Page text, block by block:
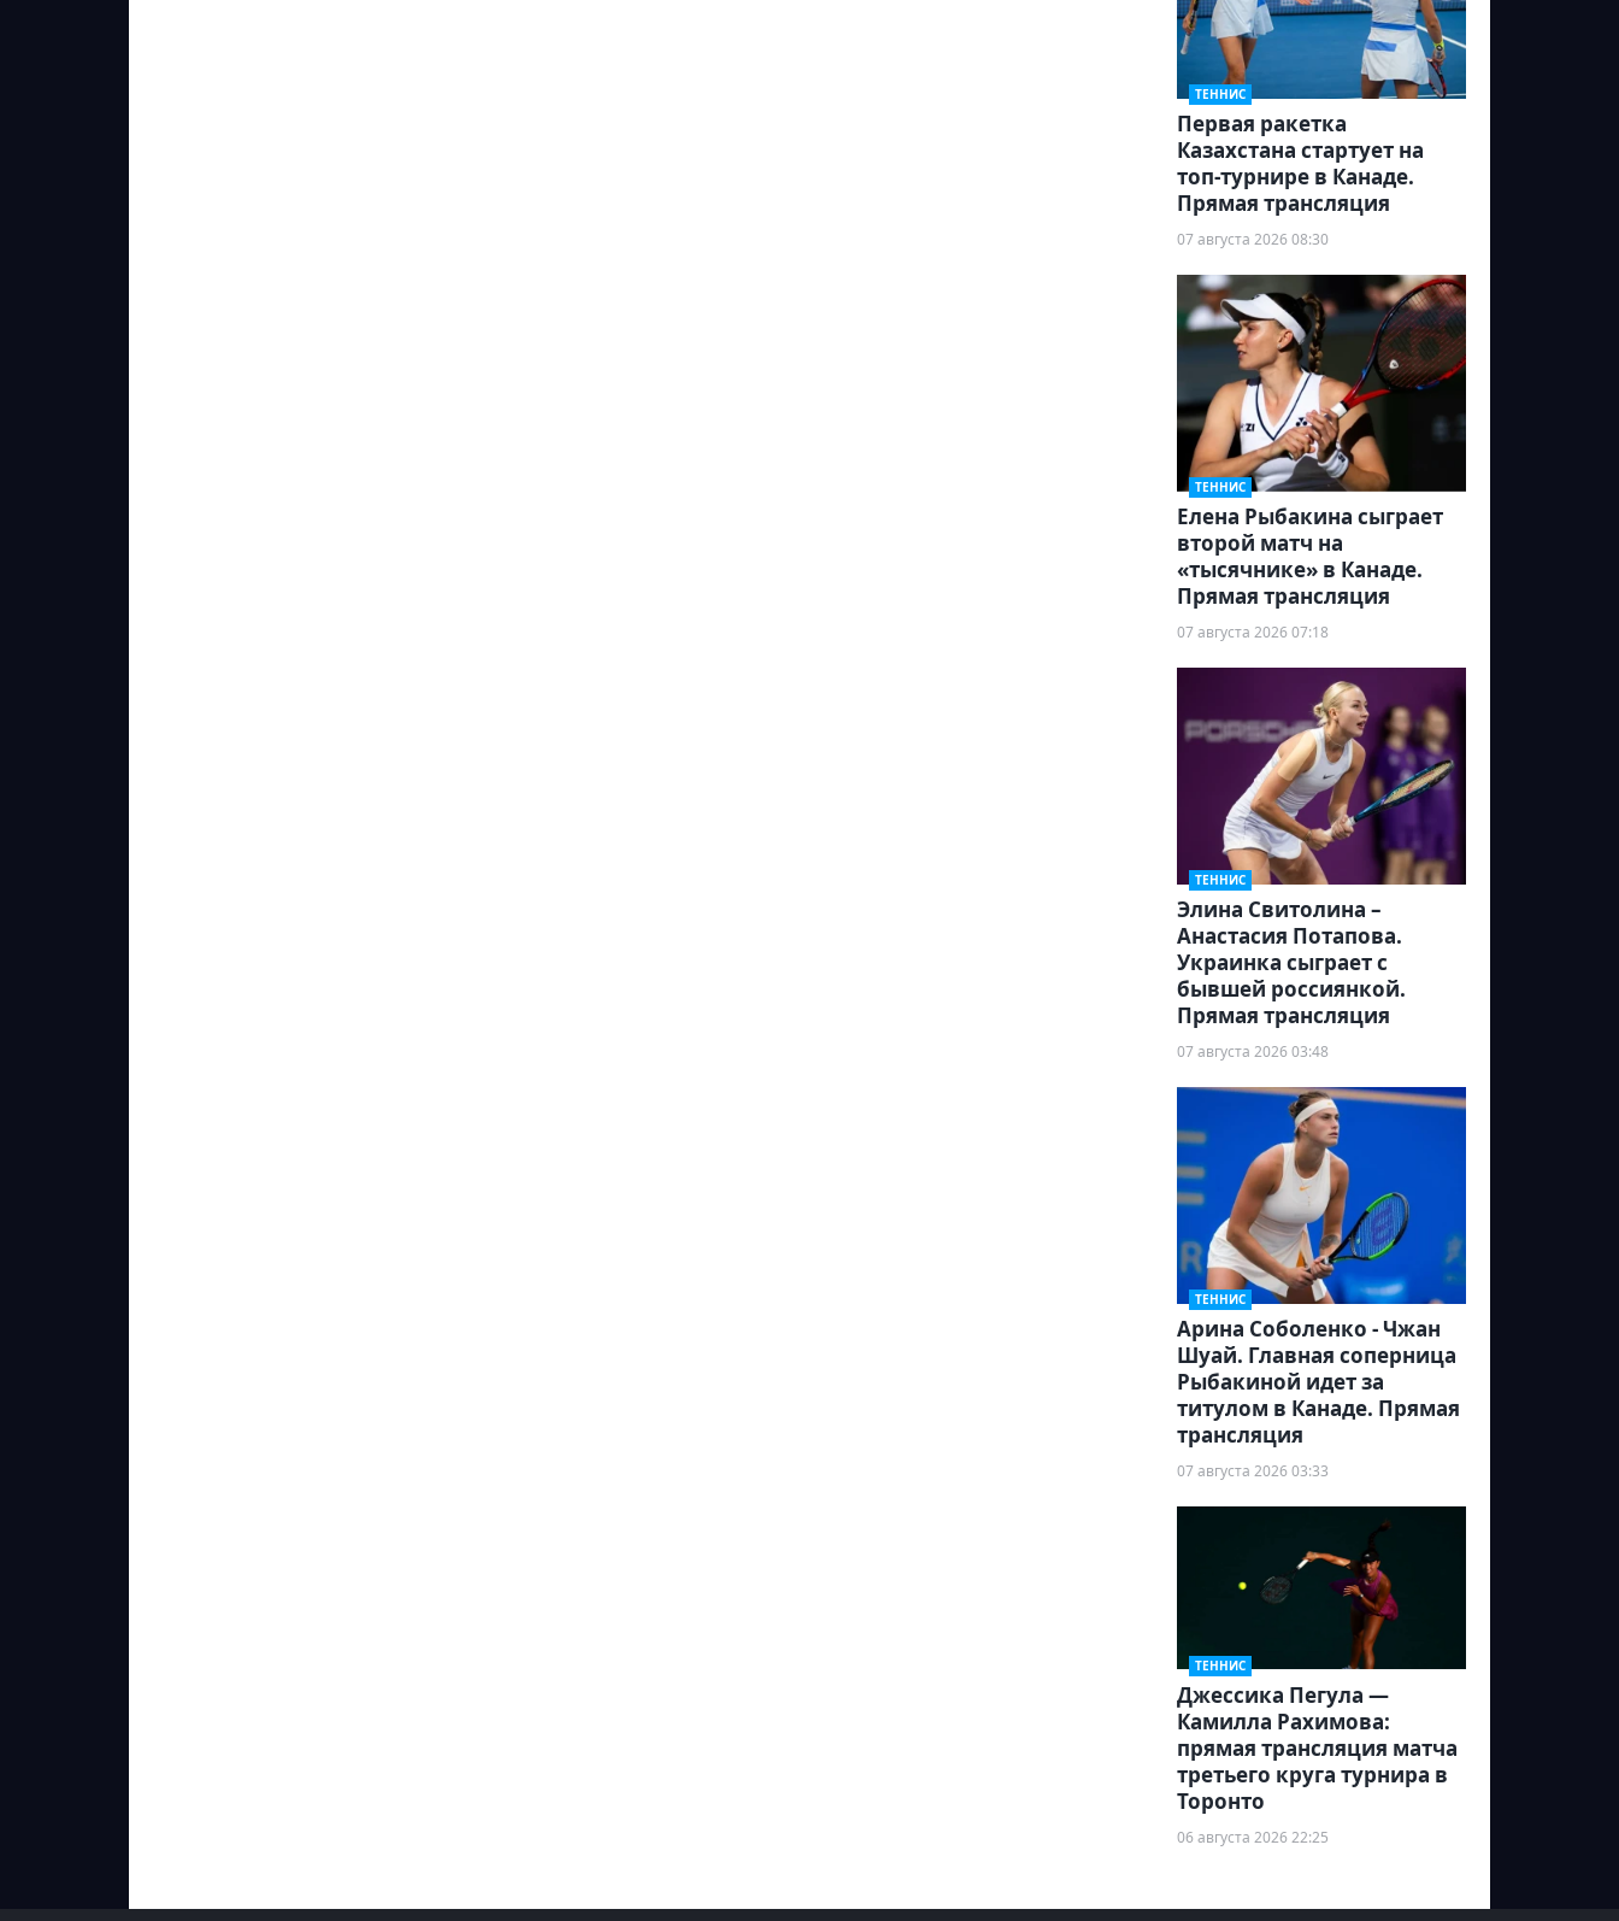
ТЕННИС
Первая ракетка
Казахстана стартует на
топ-турнире в Канаде.
Прямая трансляция
07 августа 2026 08:30
ТЕННИС
Елена Рыбакина сыграет
второй матч на
«тысячнике» в Канаде.
Прямая трансляция
07 августа 2026 07:18
ТЕННИС
Элина Свитолина –
Анастасия Потапова.
Украинка сыграет с
бывшей россиянкой.
Прямая трансляция
07 августа 2026 03:48
ТЕННИС
Арина Соболенко - Чжан
Шуай. Главная соперница
Рыбакиной идет за
титулом в Канаде. Прямая
трансляция
07 августа 2026 03:33
ТЕННИС
Джессика Пегула —
Камилла Рахимова:
прямая трансляция матча
третьего круга турнира в
Торонто
06 августа 2026 22:25